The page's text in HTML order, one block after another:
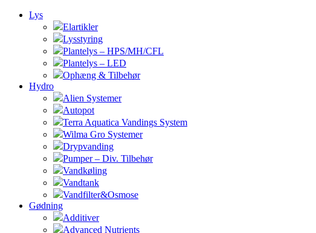
Lys
Elartikler
Lysstyring
Plantelys – HPS/MH/CFL
Plantelys – LED
Ophæng & Tilbehør
Hydro
Alien Systemer
Autopot
Terra Aquatica Vandings System
Wilma Gro Systemer
Drypvanding
Pumper – Div. Tilbehør
Vandkøling
Vandtank
Vandfilter&Osmose
Gødning
Additiver
Advanced Nutrients